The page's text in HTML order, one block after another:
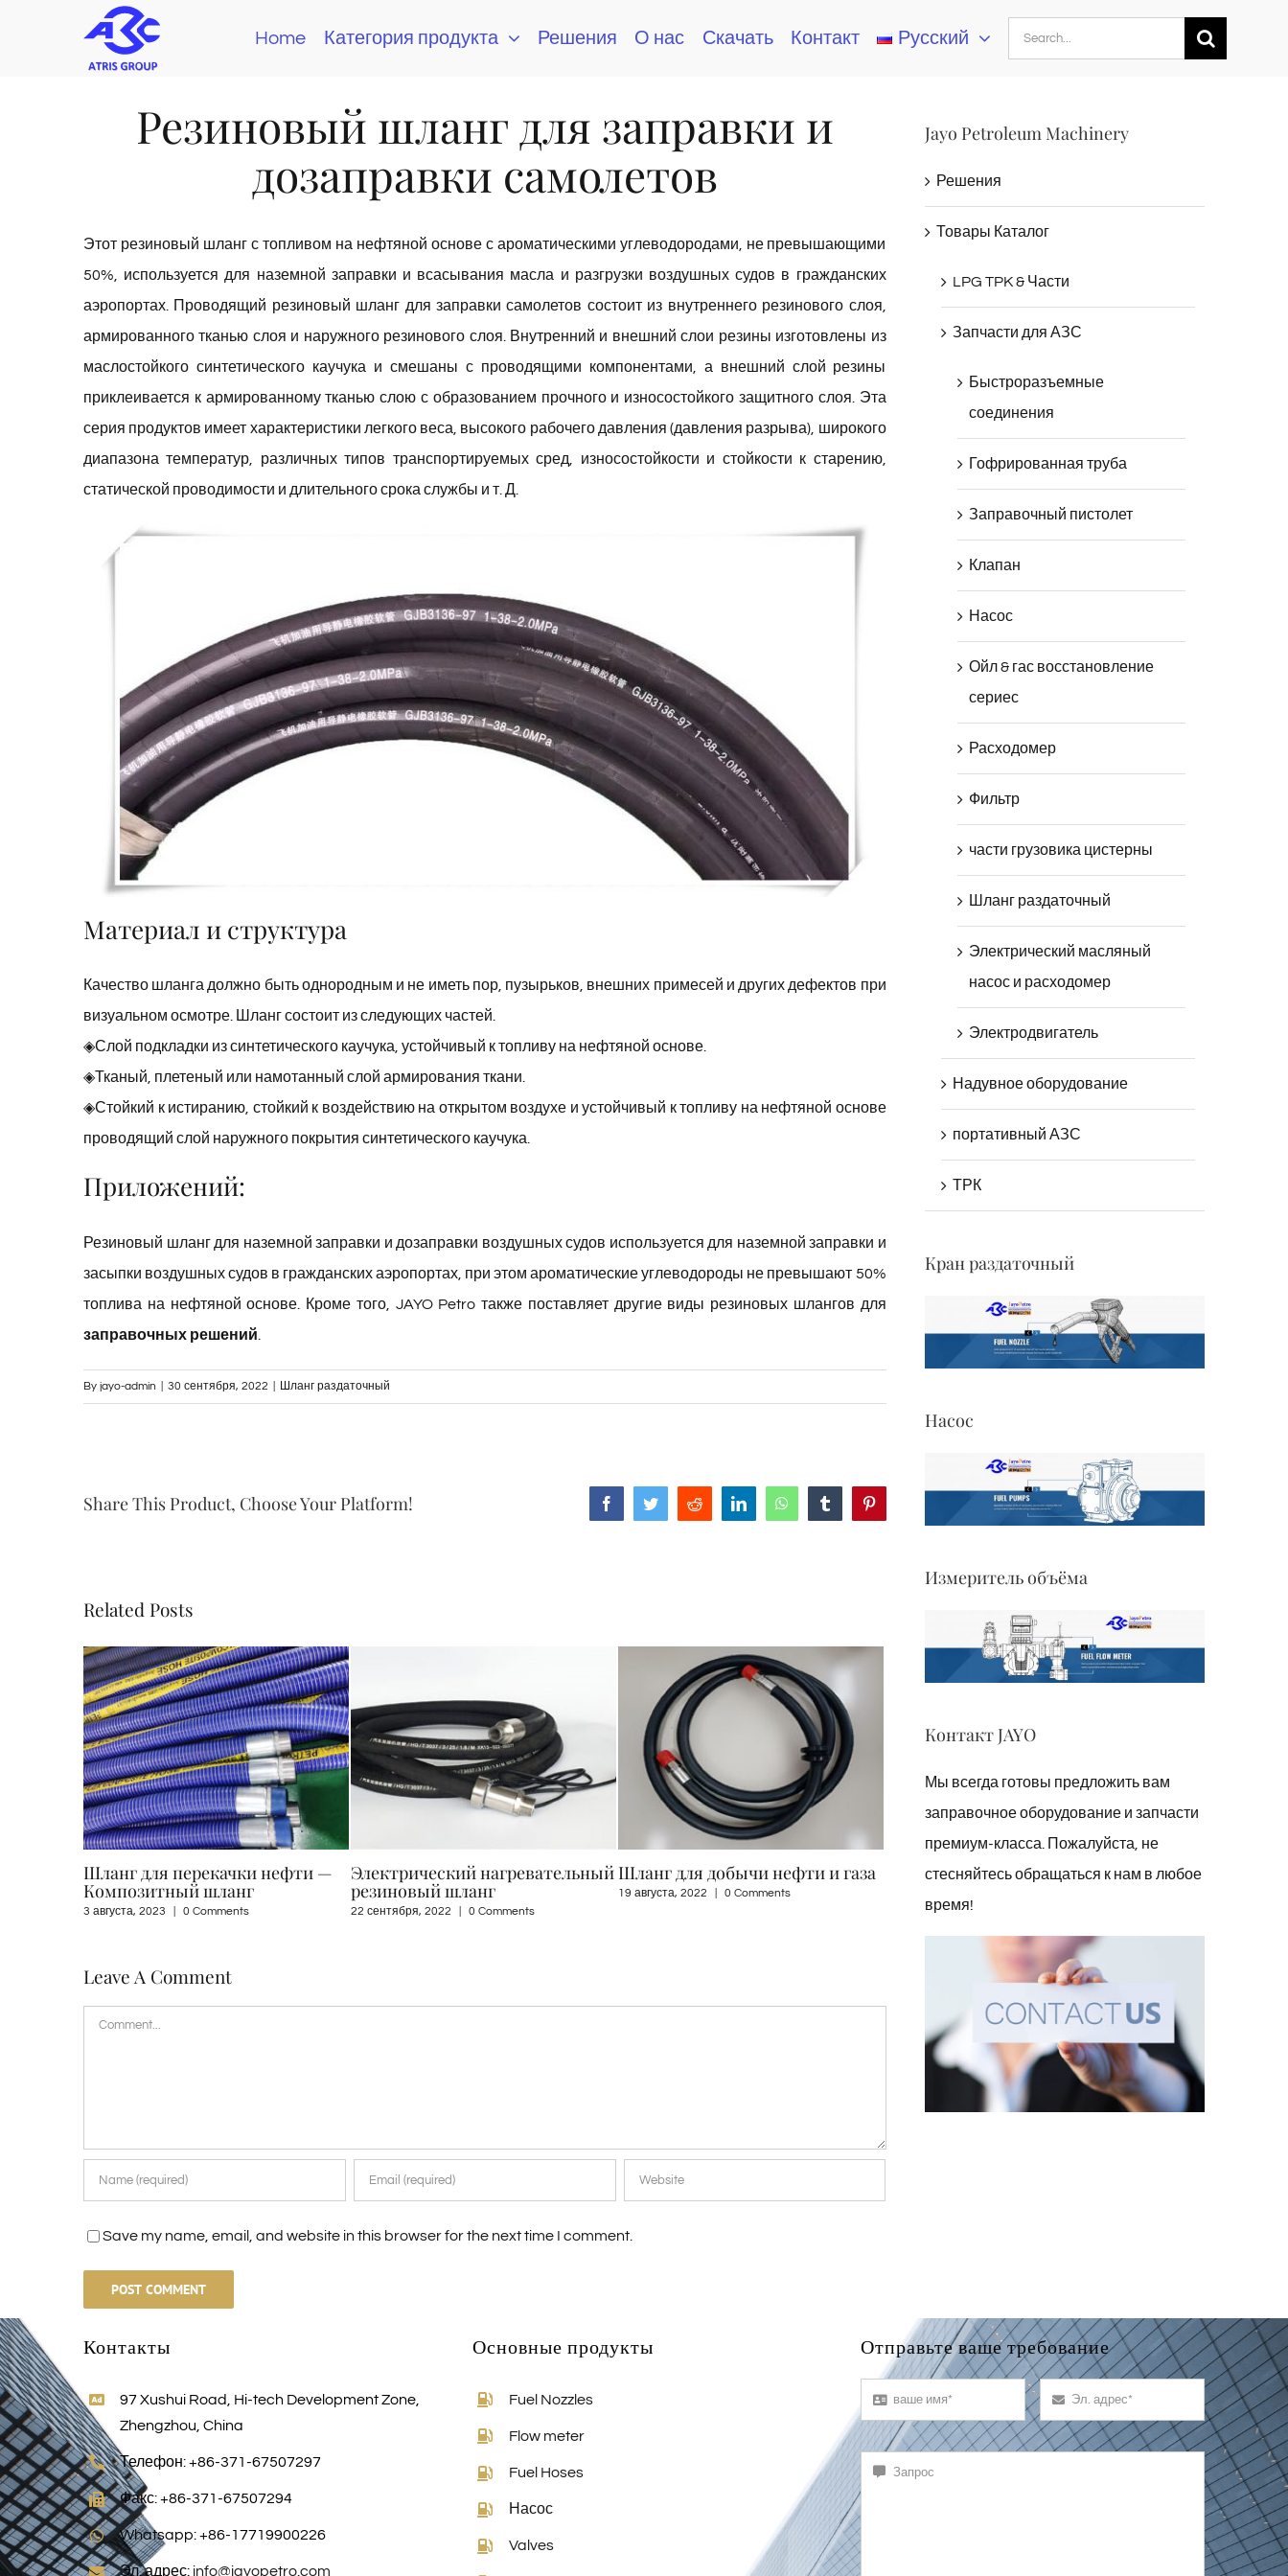
Home Категория продукта Решения О нас Скачать Контакт Русский
Search
Резиновый шланг для заправки и
дозаправки самолетов
Этот резиновый шланг с топливом на нефтяной основе с ароматическими углеводородами, не превышающими
50%, используется для наземной заправки и всасывания масла и разгрузки воздушных судов в гражданских
аэропортах. Проводящий резиновый шланг для заправки самолетов состоит из внутреннего резинового слоя,
армированного тканью слоя и наружного резинового слоя. Внутренний и внешний слои резины изготовлены из
маслостойкого синтетического каучука и смешаны с проводящими компонентами, а внешний слой резины
приклеивается к армированному тканью слою с образованием прочного и износостойкого защитного слоя. Эта
серия продуктов имеет характеристики легкого веса, высокого рабочего давления (давления разрыва), широкого
диапазона температур, различных типов транспортируемых сред, износостойкости и стойкости к старению,
статической проводимости и длительного срока службы и т. Д.
Материал и структура
Качество шланга должно быть однородным и не иметь пор, пузырьков, внешних примесей и других дефектов при
визуальном осмотре. Шланг состоит из следующих частей.
◈Слой подкладки из синтетического каучука, устойчивый к топливу на нефтяной основе.
◈Тканый, плетеный или намотанный слой армирования ткани.
◈Стойкий к истиранию, стойкий к воздействию на открытом воздухе и устойчивый к топливу на нефтяной основе
проводящий слой наружного покрытия синтетического каучука.
Приложений:
Резиновый шланг для наземной заправки и дозаправки воздушных судов используется для наземной заправки и
засыпки воздушных судов в гражданских аэропортах, при этом ароматические углеводороды не превышают 50%
топлива на нефтяной основе. Кроме того, JAYO Petro также поставляет другие виды резиновых шлангов для
заправочных решений
By jayo-admin 30 сентября, 2022 Шланг раздаточный
Share This Product, Choose Your Platform! FacebookTwitterReddit LinkedInWhatsAppTumblrPinterest
Related Posts
нефти — Электрический нагревательный
резиновый шланг
22 сентября, 2022 | 0 Comments
Шланг для добычи нефти и газа
19 августа, 2022 | 0 Comments
LPG шланг
15 августа, 2022 | 0 Comments
Шланг для АЗС
Leave A Comment
Comment
Save my name, email, and website in this browser for the next time I comment.
Jayo Petroleum Machinery
Решения
Товары Каталог
LPG TPK & Части
Запчасти для АЗС
Быстроразъемные
соединения
Гофрированная труба
Заправочный пистолет
Клапан
Насос
Ойл & гас восстановление
сериес
Расходомер
Фильтр
части грузовика цистерны
Шланг раздаточный
Электрический масляный
насос и расходомер
Электродвигатель
Надувное оборудование
портативный АЗС
ТРК
Кран раздаточный
Насос
Измеритель объёма
Контакт JAYO
Мы всегда готовы предложить вам
заправочное оборудование и запчасти
премиум-класса. Пожалуйста, не
стесняйтесь обращаться к нам в любое
время!
Контакты
97 Xushui Road, Hi-tech Development Zone,
Zhengzhou, China
Телефон: +86-371-67507297
Факс: +86-371-67507294
Whatsapp: +86-17719900226
Эл. адрес: info@jayopetro.com
Основные продукты
Fuel Nozzles
Flow meter
Fuel Hoses
Насос
Valves
Отправьте ваше требование